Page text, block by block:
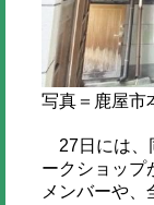
写真＝鹿屋市
27日には、
ークショップ
メンバーや